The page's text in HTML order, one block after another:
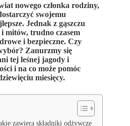
nowego członka rodziny,
swojemu
Jednak z gąszczu
mitów, trudno czasem
i bezpieczne. Czy
Zanurzmy się
tej leśnej jagody i
i na co może pomóc
miesięcy.
zawiera składniki odżywcze